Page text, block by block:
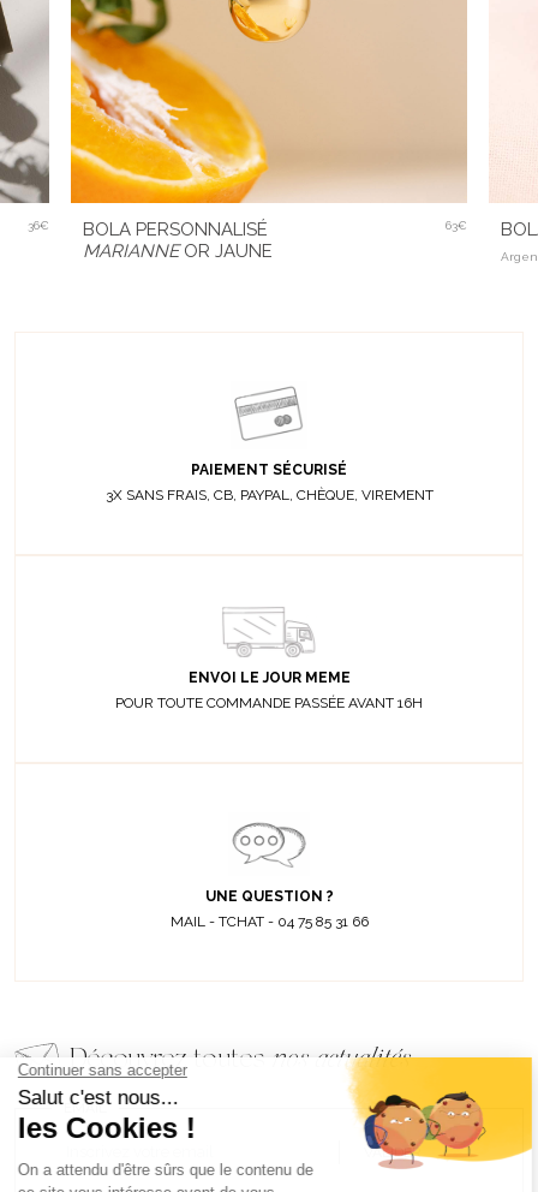
36€
BOLA PERSONNALISÉ
MARIANNEOR JAUNE
63€
PAIEMENT SÉCURISÉ
3X SANS FRAIS, CB, PAYPAL, CHÈQUE, VIREMENT
ENVOI LE JOUR MEME
POUR TOUTE COMMANDE PASSÉE AVANT 16H
UNE QUESTION ?
MAIL - TCHAT - 04 75 85 31 66
Découvrez toutes nos actualités
EMAIL
VALIDER